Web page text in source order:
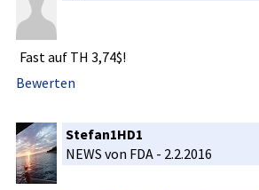
Fast auf TH 3,74$!
Bewerten
Stefan1HD1
NEWS von FDA - 2.2.2016